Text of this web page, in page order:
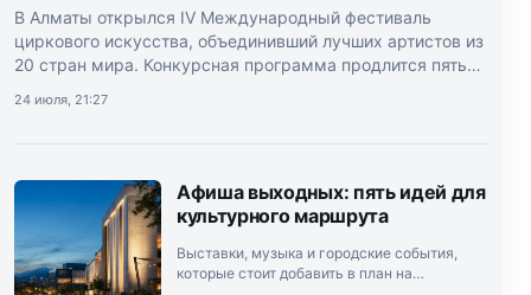
В Алматы открылся IV Международный фестиваль
циркового искусства, объединивший лучших артистов из
20 стран мира. Конкурсная программа продлится пять
24 июля, 21:27
Афиша выходных: пять идей для
культурного маршрута
Выставки, музыка и городские события,
которые стоит добавить в план на